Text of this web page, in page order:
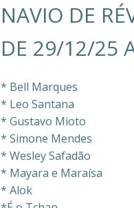
NAVIO DE
DE 29/12/25
* Bell Marques
* Leo Santana
* Gustavo Mioto
* Simone Mendes
* Wesley Safadão
* Mayara e Maraísa
* Alok